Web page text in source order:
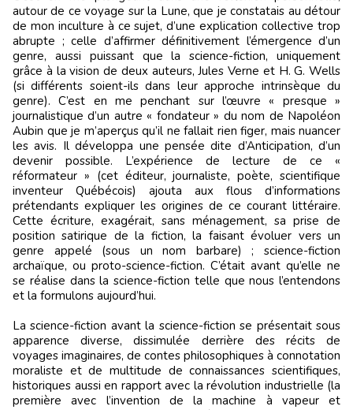
autour de ce voyage sur la Lune, que je constatais au détour
de mon inculture à ce sujet, d’une explication collective trop
abrupte ; celle d’affirmer définitivement l’émergence d’un
genre, aussi puissant que la science-fiction, uniquement
grâce à la vision de deux auteurs, Jules Verne et H. G. Wells
(si différents soient-ils dans leur approche intrinsèque du
genre). C’est en me penchant sur l’œuvre « presque »
journalistique d’un autre « fondateur » du nom de Napoléon
Aubin que je m’aperçus qu’il ne fallait rien figer, mais nuancer
les avis. Il développa une pensée dite d’Anticipation, d’un
devenir possible. L’expérience de lecture de ce «
réformateur » (cet éditeur, journaliste, poète, scientifique
inventeur Québécois) ajouta aux flous d’informations
prétendants expliquer les origines de ce courant littéraire.
Cette écriture, exagérait, sans ménagement, sa prise de
position satirique de la fiction, la faisant évoluer vers un
genre appelé (sous un nom barbare) ; science-fiction
archaïque, ou proto-science-fiction. C’était avant qu’elle ne
se réalise dans la science-fiction telle que nous l’entendons
et la formulons aujourd’hui.
La science-fiction avant la science-fiction se présentait sous
apparence diverse, dissimulée derrière des récits de
voyages imaginaires, de contes philosophiques à connotation
moraliste et de multitude de connaissances scientifiques,
historiques aussi en rapport avec la révolution industrielle (la
première avec l’invention de la machine à vapeur et